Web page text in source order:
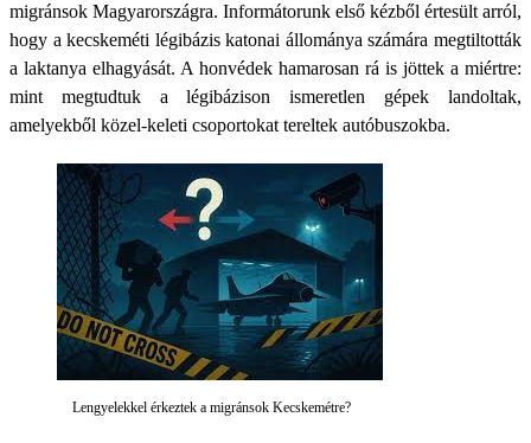
migránsok Magyarországra. Informátorunk első kézből értesült arról,
hogy a kecskeméti légibázis katonai állománya számára megtiltották
a laktanya elhagyását. A honvédek hamarosan rá is jöttek a miértre:
mint megtudtuk a légibázison ismeretlen gépek landoltak,
amelyekből közel-keleti csoportokat tereltek autóbuszokba.
Lengyelekkel érkeztek a migránsok Kecskemétre?